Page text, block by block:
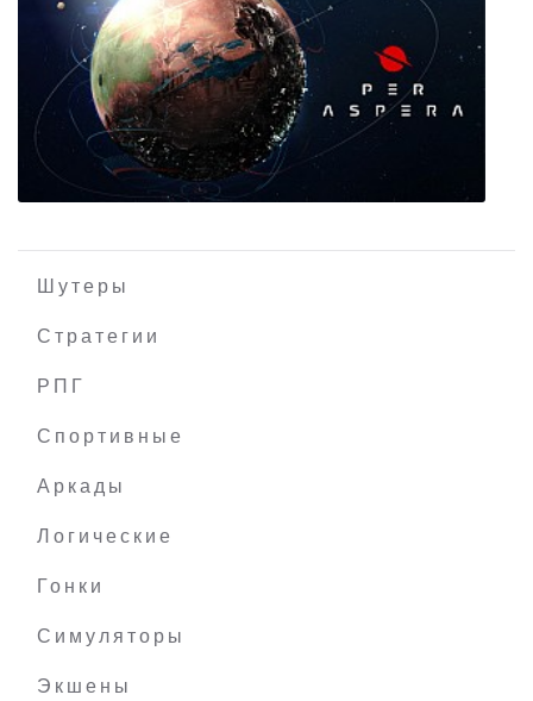
Jude
Шутеры
Стратегии
РПГ
Спортивные
Аркады
Логические
Гонки
Симуляторы
Экшены